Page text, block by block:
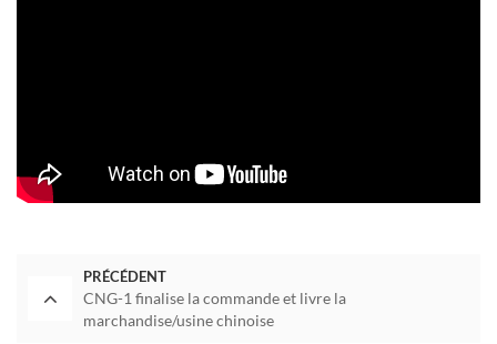
PRÉCÉDENT
CNG-1 finalise la commande et livre la
marchandise/usine chinoise